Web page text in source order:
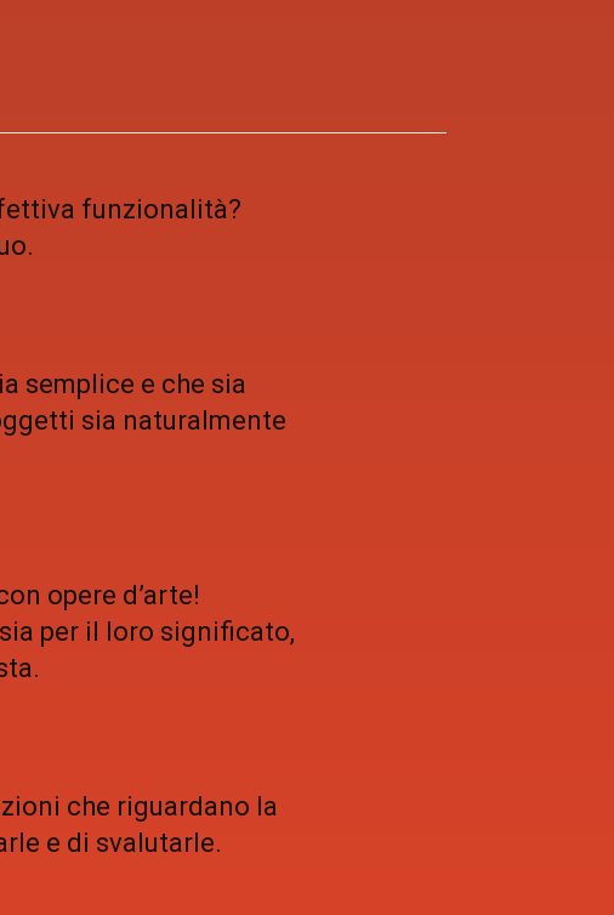
funzionalità?
semplice e che sia
sia naturalmente
opere d’arte!
per il loro significato,
che riguardano la
e di svalutarle.